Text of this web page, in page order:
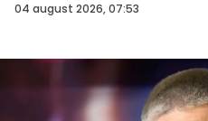
04 august 2026, 07:53